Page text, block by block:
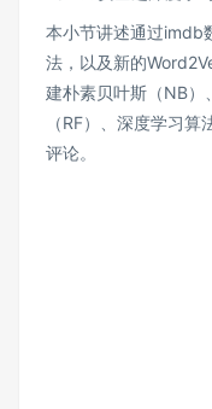
本小节讲述通过imdb
法，以及新的
建朴素贝叶斯（NB）
（RF）、深度学习
评论。